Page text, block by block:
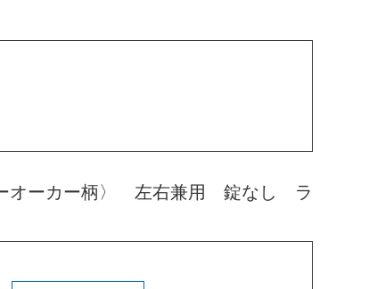
オーカー柄〉 左右兼用 錠なし ラ